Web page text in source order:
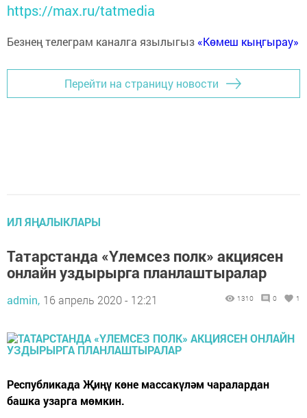
https://max.ru/tatmedia
Безнең телеграм каналга язылыгыз «Көмеш кыңгырау»
Перейти на страницу новости
ИЛ ЯҢАЛЫКЛАРЫ
Татарстанда «Үлемсез полк» акциясен
онлайн уздырырга планлаштыралар
admin, 16 апрель 2020 - 12:21 1310 0 1
Республикада Җиңү көне массакүләм чаралардан
башка узарга мөмкин.